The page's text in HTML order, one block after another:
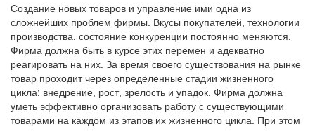
Создание новых товаров и управление ими одна из
сложнейших проблем фирмы. Вкусы покупателей, технологии
производства, состояние конкуренции постоянно меняются.
Фирма должна быть в курсе этих перемен и адекватно
реагировать на них. За время своего существования на рынке
товар проходит через определенные стадии жизненного
цикла: внедрение, рост, зрелость и упадок. Фирма должна
уметь эффективно организовать работу с существующими
товарами на каждом из этапов их жизненного цикла. При этом